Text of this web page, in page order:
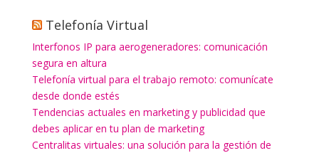
Telefonía Virtual
Interfonos IP para aerogeneradores: comunicación
segura en altura
Telefonía virtual para el trabajo remoto: comunícate
desde donde estés
Tendencias actuales en marketing y publicidad que
debes aplicar en tu plan de marketing
Centralitas virtuales: una solución para la gestión de